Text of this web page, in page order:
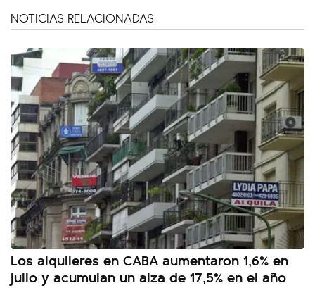
NOTICIAS RELACIONADAS
Los alquileres en CABA aumentaron 1,6% en
julio y acumulan un alza de 17,5% en el año